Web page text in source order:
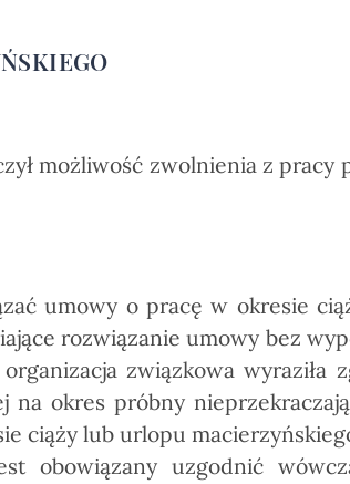
możliwość zwolnienia z pracy
umowy o pracę w okresie
rozwiązanie umowy bez
związkowa wyraziła
okres próbny
ciąży lub urlopu
obowiązany uzgodnić